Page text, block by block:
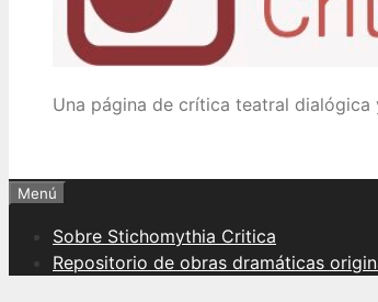
Una página de crítica teatral dialógica
Menú
Sobre Stichomythia Critica
Repositorio de obras dramáticas